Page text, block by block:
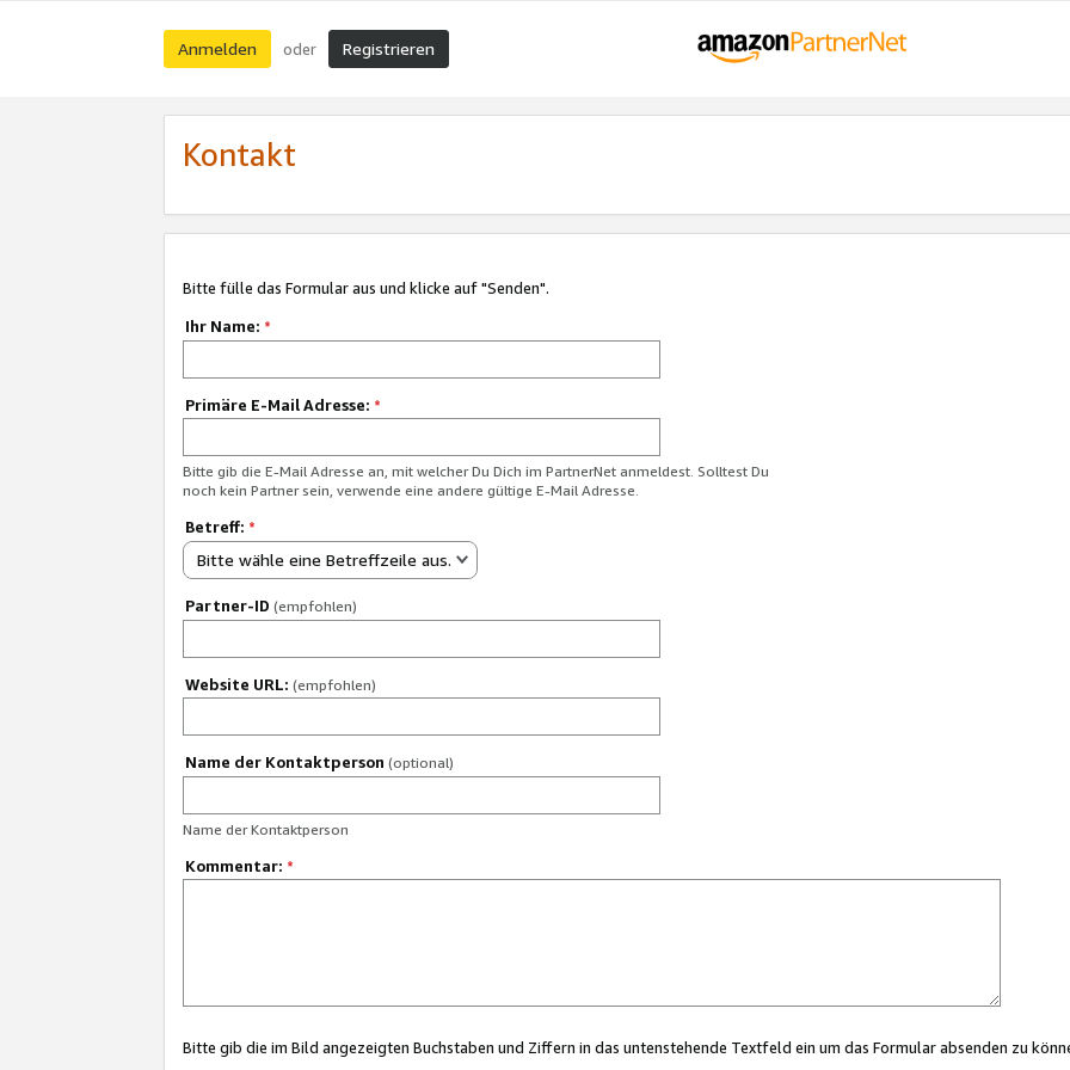
Anmelden oder Registrieren
Kontakt
Bitte fülle das Formular aus und klicke auf "Senden".
Ihr Name: *
Primäre E-Mail Adresse: *
Bitte gib die E-Mail Adresse an, mit welcher Du Dich im PartnerNet anmeldest. Solltest Du
noch kein Partner sein, verwende eine andere gültige E-Mail Adresse.
Betreff: *
Bitte wähle eine Betreffzeile aus.
Partner-ID (empfohlen)
Website URL: (empfohlen)
Name der Kontaktperson (optional)
Name der Kontaktperson
Kommentar: *
Bitte gib die im Bild angezeigten Buchstaben und Ziffern in das untenstehende Textfeld ein um das Formular absenden zu